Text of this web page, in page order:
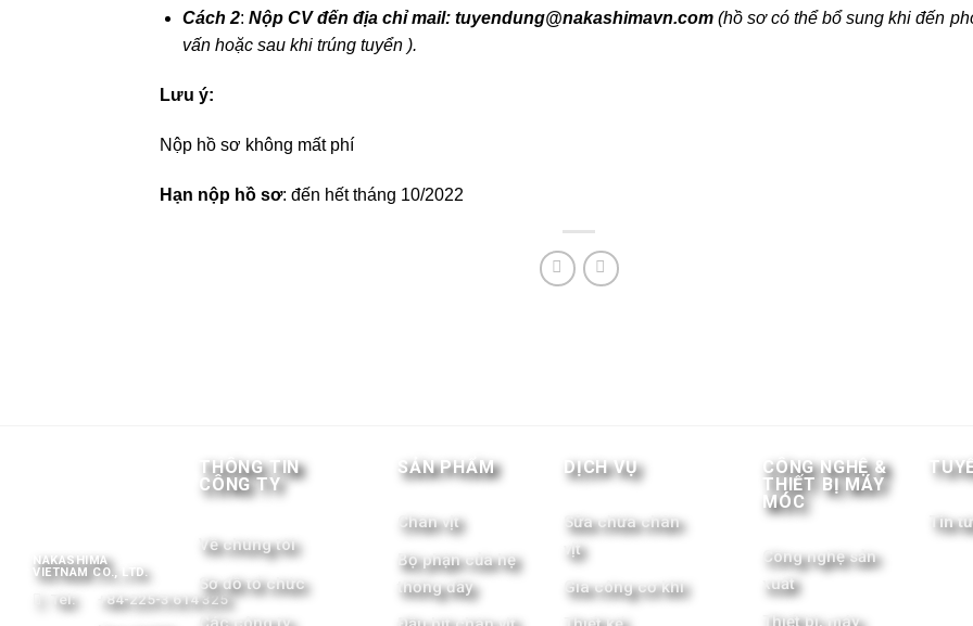
Cách 2: Nộp CV đến địa chỉ mail: tuyendung@nakashimavn.com (hồ sơ có thể bổ sung khi đến
vấn hoặc sau khi trúng tuyển).
Lưu ý:
Nộp hồ sơ không mất phí
Hạn nộp hồ sơ: đến hết tháng 10/2022
NAKASHIMA
VIETNAM CO., LTD.
Tel:
+84-225-3 614 325
THÔNG TIN
CÔNG TY
Về chúng tôi
Sơ đồ tổ chức
SẢN PHẨM
Chân vịt
Bộ phận của hệ
thống đẩy
DỊCH VỤ
Sửa chữa chân
vịt
Gia công cơ khí
CÔNG NGHỆ &
THIẾT BỊ MÁY
MÓC
Công nghệ sản
xuất
Thiết bị, máy
Tin